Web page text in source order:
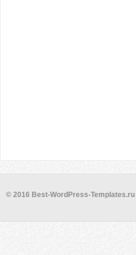
© 2016 Best-WordPress-Templates.ru